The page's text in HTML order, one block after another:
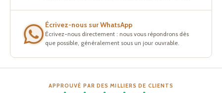
Écrivez-nous sur WhatsApp
Écrivez-nous directement : nous vous répondrons dès
que possible, généralement sous un jour ouvrable.
APPROUVÉ PAR DES MILLIERS DE CLIENTS